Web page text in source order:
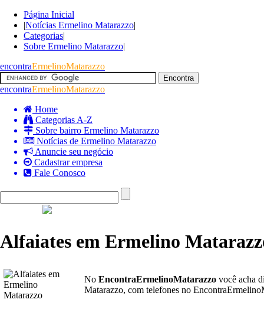
Página Inicial
|Notícias Ermelino Matarazzo|
Categorias|
Sobre Ermelino Matarazzo|
encontraErmelinoMatarazzo
encontraErmelinoMatarazzo
Home
Categorias A-Z
Sobre bairro Ermelino Matarazzo
Notícias de Ermelino Matarazzo
Anuncie seu negócio
Cadastrar empresa
Fale Conosco
Alfaiates em Ermelino
No EncontraErmelinoMatarazzo você acha
Matarazzo, com telefones no